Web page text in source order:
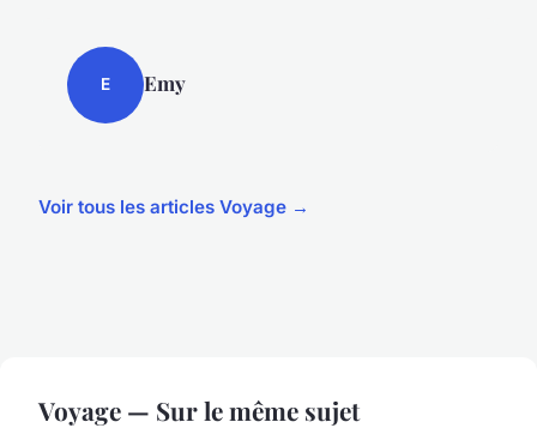
E Emy
Voir tous les articles Voyage →
Voyage — Sur le même sujet